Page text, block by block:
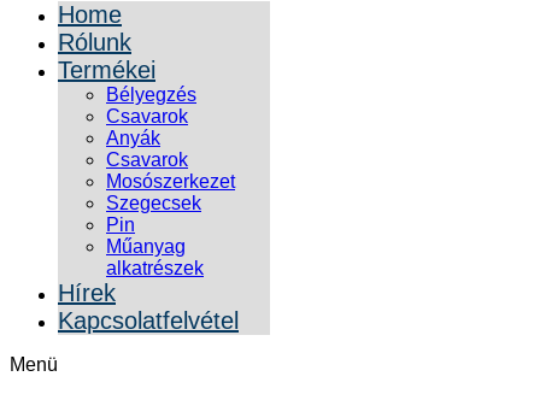
Home
Rólunk
Termékei
Bélyegzés
Csavarok
Anyák
Csavarok
Mosószerkezet
Szegecsek
Pin
Műanyag
alkatrészek
Hírek
Kapcsolatfelvétel
Menü